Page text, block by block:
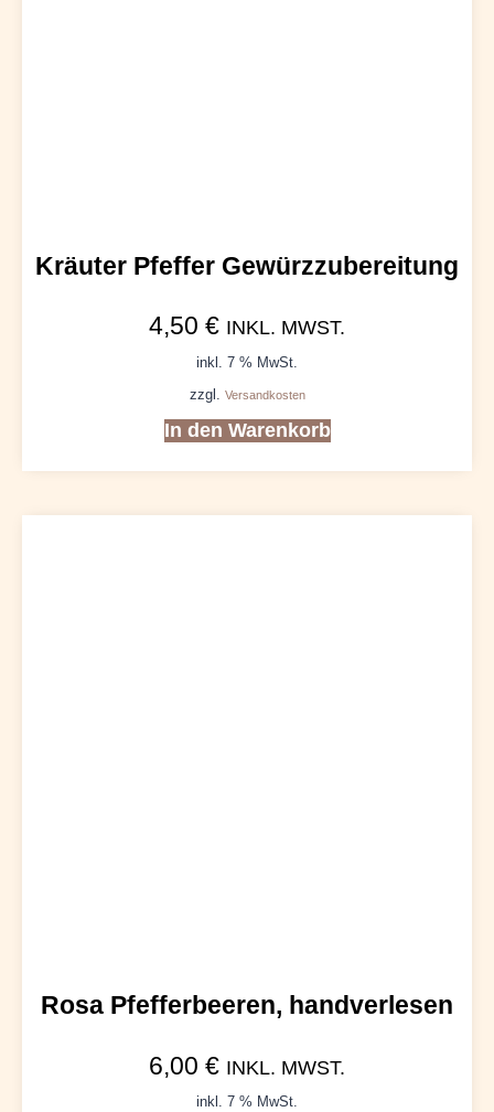
Kräuter Pfeffer Gewürzzubereitung
4,50 € INKL. MWST.
inkl. 7 % MwSt.
zzgl. Versandkosten
In den Warenkorb
Rosa Pfefferbeeren, handverlesen
6,00 € INKL. MWST.
inkl. 7 % MwSt.